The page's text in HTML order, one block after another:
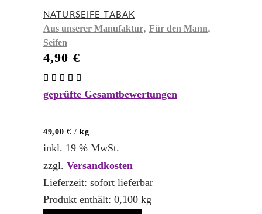
NATURSEIFE TABAK
Aus unserer Manufaktur, Für den Mann,
Seifen
4,90 €
5.00
geprüfte Gesamtbewertungen
49,00€ /kg
inkl. 19 % MwSt.
zzgl. Versandkosten
Lieferzeit: sofort lieferbar
Produkt enthält: 0,100 kg